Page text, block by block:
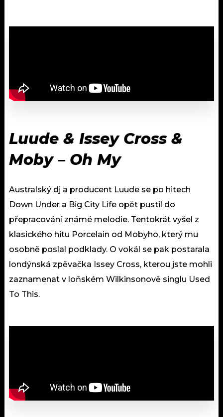
Luude & Issey Cross &
Moby – Oh My
Australský dj a producent Luude se po hitech
Down Under a Big City Life opět pustil do
přepracování známé melodie. Tentokrát vyšel z
klasického hitu Porcelain od Mobyho, který mu
osobně poslal podklady. O vokál se pak postarala
londýnská zpěvačka Issey Cross, kterou jste mohli
zaznamenat v loňském Wilkinsonově singlu Used
To This.